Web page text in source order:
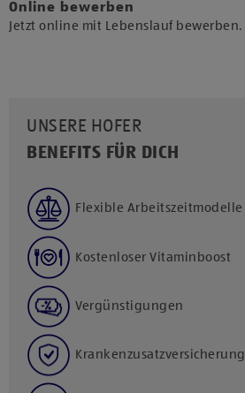
Online bewerben
Jetzt online mit Lebenslauf bewerben.
UNSERE HOFER
BENEFITS FÜR DICH
Flexible Arbeitszeitmodelle
Kostenloser Vitaminboost
Vergünstigungen
Krankenzusatzversicherung